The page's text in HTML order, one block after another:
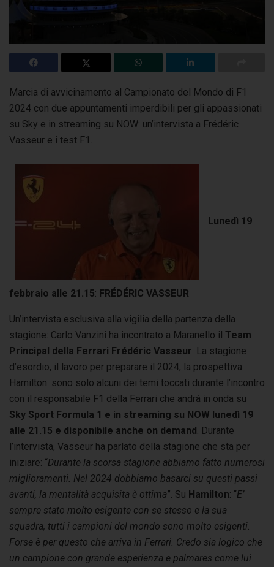
Marcia di avvicinamento al Campionato del Mondo di F1
2024 con due appuntamenti imperdibili per gli appassionati
su Sky e in streaming su NOW: un’intervista a Frédéric
Vasseur e i test F1.
Lunedì 19
febbraio alle 21.15: FRÉDÉRIC VASSEUR
Un’intervista esclusiva alla vigilia della partenza della
stagione: Carlo Vanzini ha incontrato a Maranello il Team
Principal della Ferrari Frédéric Vasseur . La stagione
d’esordio, il lavoro per preparare il 2024, la prospettiva
Hamilton: sono solo alcuni dei temi toccati durante l’incontro
con il responsabile F1 della Ferrari che andrà in onda su
Sky Sport Formula 1 e in streaming su NOW lunedì 19
alle 21.15 e disponibile anche on demand . Durante
l’intervista, Vasseur ha parlato della stagione che sta per
iniziare: “Durante la scorsa stagione abbiamo fatto numerosi
miglioramenti. Nel 2024 dobbiamo basarci su questi passi
avanti, la mentalità acquisita è ottima”. Su Hamilton: “E’
sempre stato molto esigente con se stesso e la sua
squadra, tutti i campioni del mondo sono molto esigenti.
Forse è per questo che arriva in Ferrari. Credo sia logico che
un campione con grande esperienza e palmares come lui